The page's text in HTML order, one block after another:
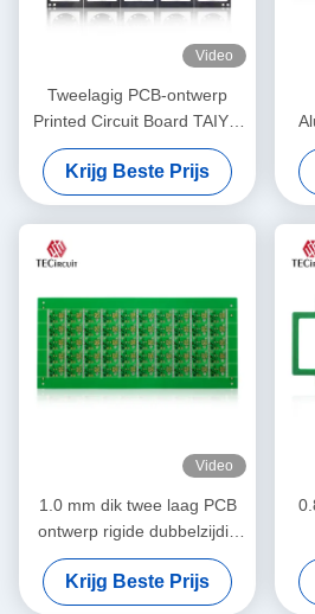
Video
Tweelagig PCB-ontwerp
Printed Circuit Board TAIYO
PSR4000 MPHF Solder
Mask
Krijg Beste Prijs
Video
1.0 mm dik twee laag PCB
ontwerp rigide dubbelzijdig
PCB printplaat
Krijg Beste Prijs